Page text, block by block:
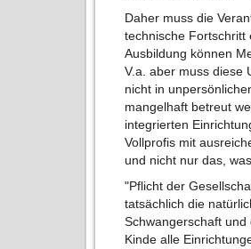
Daher muss die
technische Fortschritt
Ausbildung können
V.a. aber muss diese
nicht in
mangelhaft betreut
integrierten
Vollprofis mit
und nicht nur das,
"Pflicht der
tatsächlich die
Schwangerschaft
Kinde alle